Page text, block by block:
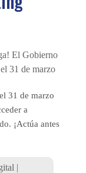
31 de marzo
a
¡Actúa antes
|